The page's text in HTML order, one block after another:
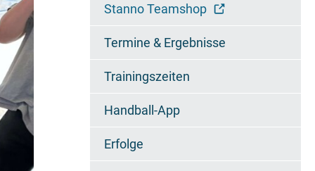
Wieselfamilie
Chronik
Jugendzertifikat
2. Mannschaft - Regionalliga
3. Mannschaft -
Regionsklasse
A1-Jugend - Bundesliga
Stanno Teamshop
Termine & Ergebnisse
Trainingszeiten
Handball-App
Erfolge